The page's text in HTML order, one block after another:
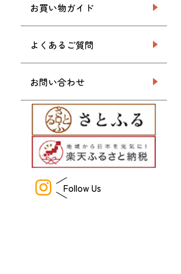
お買い物ガイド
よくあるご質問
お問い合わせ
Follow Us